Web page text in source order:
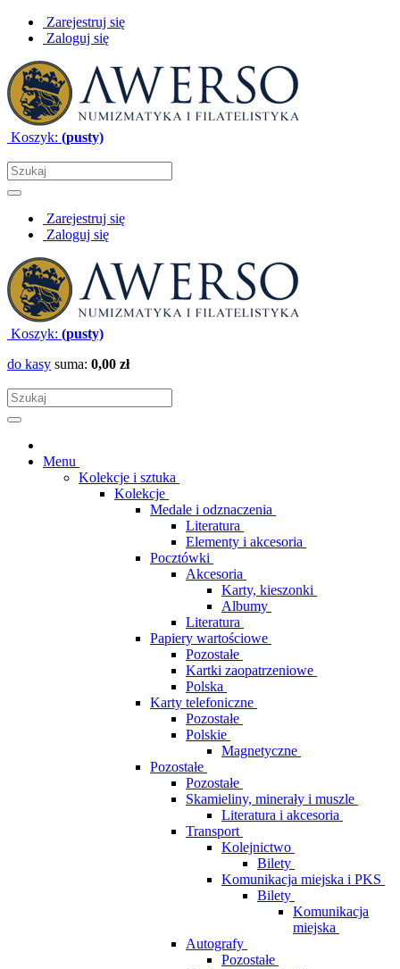
Zarejestruj się
Zaloguj się
Koszyk: (pusty)
Zarejestruj się
Zaloguj się
Koszyk: (pusty)
do kasy suma: 0,00 zł
Menu
Kolekcje i sztuka
Kolekcje
Medale i odznaczenia
Literatura
Elementy i akcesoria
Pocztówki
Akcesoria
Karty, kieszonki
Albumy
Literatura
Papiery wartościowe
Pozostałe
Kartki zaopatrzeniowe
Polska
Karty telefoniczne
Pozostałe
Polskie
Magnetyczne
Pozostałe
Pozostałe
Skamieliny, minerały i muszle
Literatura i akcesoria
Transport
Kolejnictwo
Bilety
Komunikacja miejska i PKS
Bilety
Komunikacja
miejska
Autografy
Pozostałe